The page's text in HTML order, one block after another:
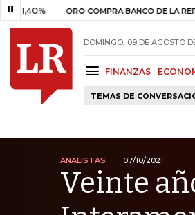
ORO COMPRA BANCO DE LA REPÚBLICA
DOMINGO, 09 DE AGOSTO
FINANZAS
TEMAS DE
ANALISTAS 07/10/2021
Veinte